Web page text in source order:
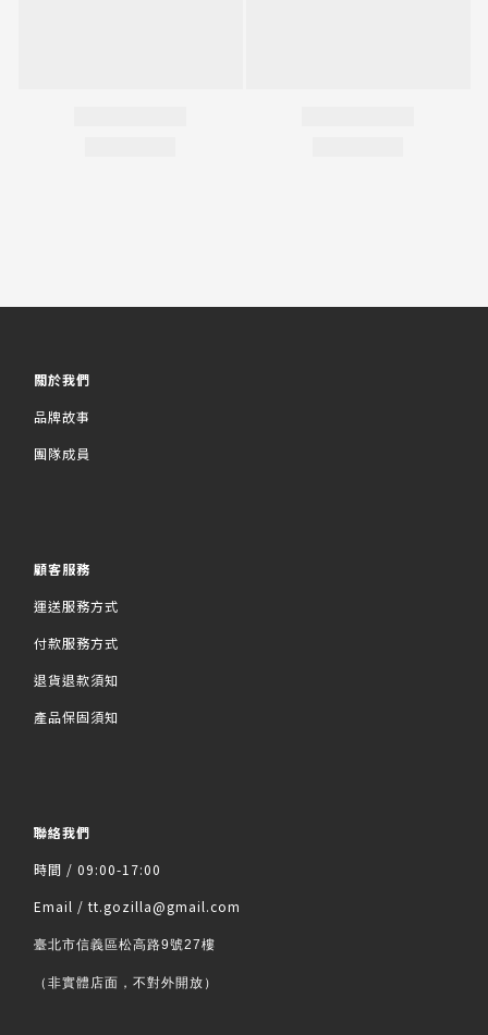
關於我們
品牌故事
團隊成員
顧客服務
運送服務方式
付款服務方式
退貨退款須知
產品保固須知
聯絡我們
時間 / 09:00-17:00
Email / tt.gozilla@gmail.com
臺北市信義區松高路9號27樓
（非實體店面，不對外開放）